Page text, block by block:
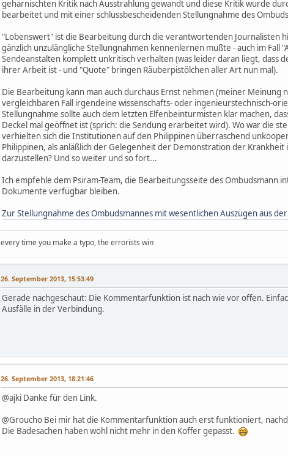
geharnischten Kritik nach Ausstrahlung gewandt und diese Kritik wurde
bearbeitet und mit einer schlussbescheidenden Stellungnahme des
"Lobenswert" ist die Bearbeitung durch die verantwortenden Journalisten
gänzlich unzulängliche Stellungnahmen kennenlernen mußte - auch im
Sendeanstalten komplett unkritisch verhalten (was leider daran liegt,
ihrer Arbeit ist - und "Quote" bringen Räuberpistölchen aller Art nun mal).
Die Bearbeitung kann man auch durchaus Ernst nehmen (meiner
vergleichbaren Fall irgendeine wissenschafts- oder ingenieurstechnisch-
Stellungnahme sollte auch dem letzten Elfenbeinturmisten klar machen,
Deckel mal geöffnet ist (sprich: die Sendung erarbeitet wird). Wo war die
verhielten sich die Institutionen auf den Philippinen überraschend
Philippinen, als anläßlich der Gelegenheit der Demonstration der
darzustellen? Und so weiter und so fort...
Ich empfehle dem Psiram-Team, die Bearbeitungsseite des Ombudsmann
Dokumente verfügbar bleiben.
Zur Stellungnahme des Ombudsmannes mit wesentlichen Auszügen aus
every time you make a typo, the errorists win
26. September 2013, 15:53:49
Gerade nachgeschaut: Die Kommentarfunktion ist nach wie vor offen.
Ausfälle in der Verbindung.
26. September 2013, 18:21:46
@ajki Danke für den Link.
@Groucho Bei mir hat die Kommentarfunktion auch erst funktioniert,
Die Badesachen haben wohl nicht mehr in den Koffer gepasst.